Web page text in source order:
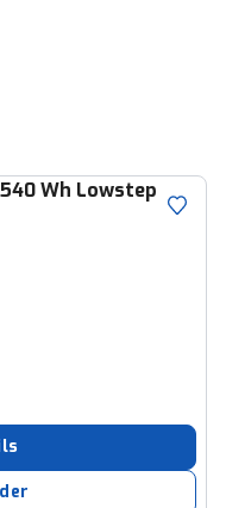
Wh Lowstep